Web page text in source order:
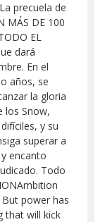
precuela de
MÁS DE 100
EL
dará
En el
años, se
la gloria
los Snow,
y su
superar a
encanto
Todo
power has
that will kick